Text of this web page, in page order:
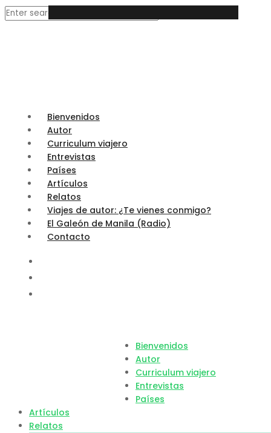
Bienvenidos
Autor
Curriculum viajero
Entrevistas
Países
Artículos
Relatos
Viajes de autor: ¿Te vienes conmigo?
El Galeón de Manila (Radio)
Contacto
Bienvenidos
Autor
Curriculum viajero
Entrevistas
Países
Artículos
Relatos